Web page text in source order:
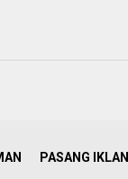
PASANG IKLAN